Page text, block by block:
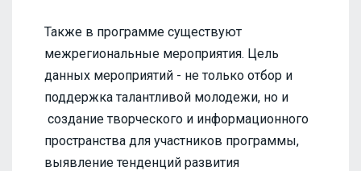
Также в программе существуют
межрегиональные мероприятия. Цель
данных мероприятий - не только отбор и
поддержка талантливой молодежи, но и
создание творческого и информационного
пространства для участников программы,
выявление тенденций развития